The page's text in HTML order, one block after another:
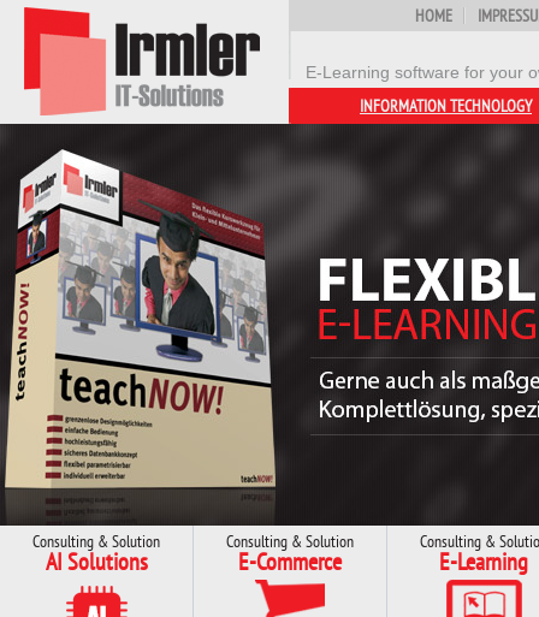
E-Learning software for your
HOME
INFORMATION TECHNOLOGY
Consulting & Solution
AI Solutions
Consulting & Solution
E-Commerce
Consulting &
E-Learning